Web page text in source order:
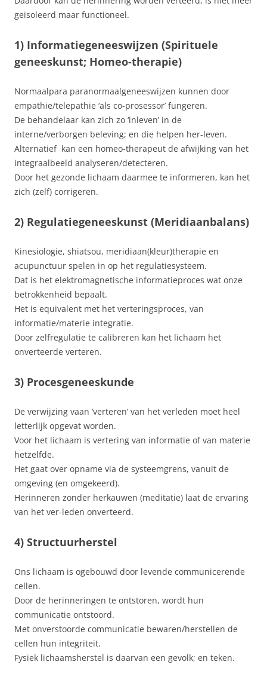
geisoleerd maar functioneel.
1) Informatiegeneeswijzen (Spirituele
geneeskunst; Homeo-therapie)
Normaalpara paranormaalgeneeswijzen kunnen door
empathie/telepathie ‘als co-prosessor’ fungeren.
De behandelaar kan zich zo ‘inleven’ in de
interne/verborgen beleving; en die helpen her-leven.
Alternatief kan een homeo-therapeut de afwijking van het
integraalbeeld analyseren/detecteren.
Door het gezonde lichaam daarmee te informeren, kan het
zich (zelf) corrigeren.
2) Regulatiegeneeskunst (Meridiaanbalans)
Kinesiologie, shiatsou, meridiaan(kleur)therapie en
acupunctuur spelen in op het regulatiesysteem.
Dat is het elektromagnetische informatieproces wat onze
betrokkenheid bepaalt.
Het is equivalent met het verteringsproces, van
informatie/materie integratie.
Door zelfregulatie te calibreren kan het lichaam het
onverteerde verteren.
3) Procesgeneeskunde
De verwijzing vaan ‘verteren’ van het verleden moet heel
letterlijk opgevat worden.
Voor het lichaam is vertering van informatie of van materie
hetzelfde.
Het gaat over opname via de systeemgrens, vanuit de
omgeving (en omgekeerd).
Herinneren zonder herkauwen (meditatie) laat de ervaring
van het ver-leden onverteerd.
4) Structuurherstel
Ons lichaam is ogebouwd door levende communicerende
cellen.
Door de herinneringen te ontstoren, wordt hun
communicatie ontstoord.
Met onverstoorde communicatie bewaren/herstellen de
cellen hun integriteit.
Fysiek lichaamsherstel is daarvan een gevolk; en teken.